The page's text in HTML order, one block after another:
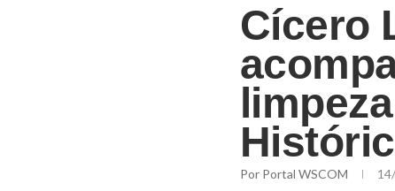
Cícero
Por Portal WSCOM